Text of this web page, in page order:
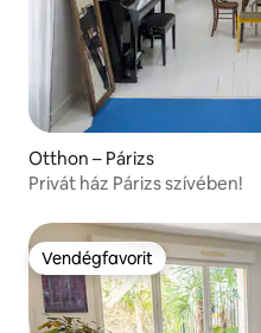
Otthon – Párizs
Privát ház Párizs szívében!
Vendégfavorit
Vendégfavorit